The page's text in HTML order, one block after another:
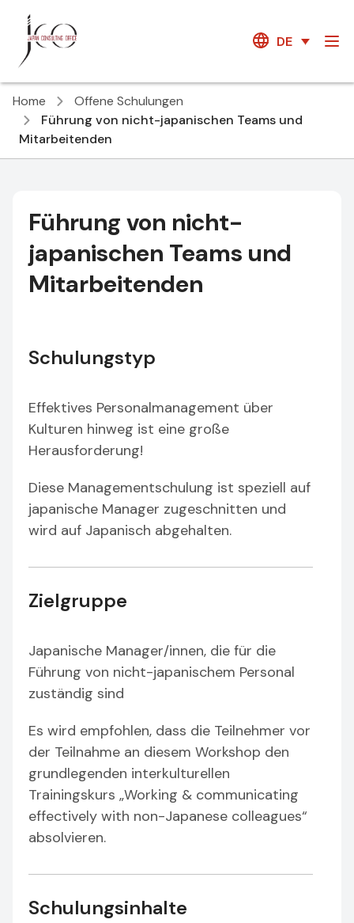
DE
Home
Offene Schulungen
Führung von nicht-japanischen Teams und
Mitarbeitenden
Führung von nicht-
japanischen Teams und
Mitarbeitenden
Schulungstyp
Effektives Personalmanagement über
Kulturen hinweg ist eine große
Herausforderung!
Diese Managementschulung ist speziell auf
japanische Manager zugeschnitten und
wird auf Japanisch abgehalten.
Zielgruppe
Japanische Manager/innen, die für die
Führung von nicht-japanischem Personal
zuständig sind
Es wird empfohlen, dass die Teilnehmer vor
der Teilnahme an diesem Workshop den
grundlegenden interkulturellen
Trainingskurs „Working & communicating
effectively with non-Japanese colleagues“
absolvieren.
Schulungsinhalte